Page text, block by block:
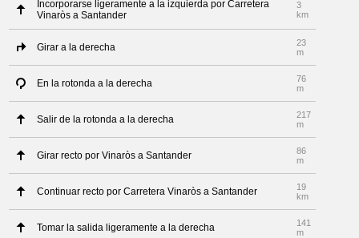
Incorporarse ligeramente a la izquierda por Carretera
Vinaròs a Santander
3
km
Girar a la derecha
23
m
En la rotonda a la derecha
76
m
Salir de la rotonda a la derecha
217
m
Girar recto por Vinaròs a Santander
86
m
Continuar recto por Carretera Vinaròs a Santander
19
km
Tomar la salida ligeramente a la derecha
141
m